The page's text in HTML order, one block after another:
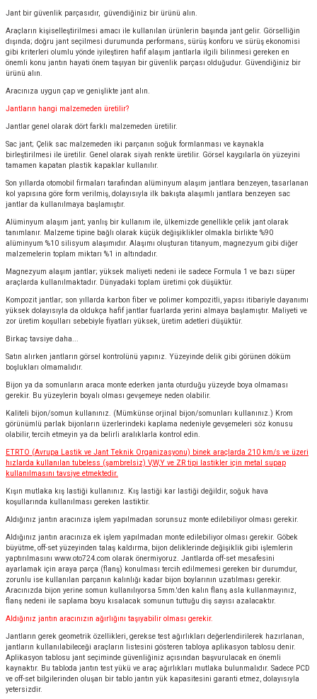
Jant bir güvenlik parçasıdır, güvendiğiniz bir ürünü alın.
Araçların kişiselleştirilmesi amacı ile kullanılan ürünlerin başında jant gelir. Görselliğin
dışında; doğru jant seçilmesi durumunda performans, sürüş konforu ve sürüş ekonomisi
gibi kriterleri olumlu yönde iyileştiren hafif alaşım jantlarla ilgili bilinmesi gereken en
önemli konu jantın hayati önem taşıyan bir güvenlik parçası olduğudur. Güvendiğiniz bir
ürünü alın.
Aracınıza uygun çap ve genişlikte jant alın.
Jantların hangi malzemeden üretilir?
Jantlar genel olarak dört farklı malzemeden üretilir.
Sac jant; Çelik sac malzemeden iki parçanın soğuk formlanması ve kaynakla
birleştirilmesi ile üretilir. Genel olarak siyah renkte üretilir. Görsel kaygılarla ön yüzeyini
tamamen kapatan plastik kapaklar kullanılır.
Son yıllarda otomobil firmaları tarafından alüminyum alaşım jantlara benzeyen, tasarlanan
kol yapısına göre form verilmiş, dolayısıyla ilk bakışta alaşımlı jantlara benzeyen sac
jantlar da kullanılmaya başlamıştır.
Alüminyum alaşım jant; yanlış bir kullanım ile, ülkemizde genellikle çelik jant olarak
tanımlanır. Malzeme tipine bağlı olarak küçük değişiklikler olmakla birlikte %90
alüminyum %10 silisyum alaşımıdır. Alaşımı oluşturan titanyum, magnezyum gibi diğer
malzemelerin toplam miktarı %1 in altındadır.
Magnezyum alaşım jantlar; yüksek maliyeti nedeni ile sadece Formula 1 ve bazı süper
araçlarda kullanılmaktadır. Dünyadaki toplam üretimi çok düşüktür.
Kompozit jantlar; son yıllarda karbon fiber ve polimer kompozitli, yapısı itibariyle dayanımı
yüksek dolayısıyla da oldukça hafif jantlar fuarlarda yerini almaya başlamıştır. Maliyeti ve
zor üretim koşulları sebebiyle fiyatları yüksek, üretim adetleri düşüktür.
Birkaç tavsiye daha...
Satın alırken jantların görsel kontrolünü yapınız. Yüzeyinde delik gibi görünen döküm
boşlukları olmamalıdır.
Bijon ya da somunların araca monte ederken janta oturduğu yüzeyde boya olmaması
gerekir. Bu yüzeylerin boyalı olması gevşemeye neden olabilir.
Kaliteli bijon/somun kullanınız. (Mümkünse orjinal bijon/somunları kullanınız.) Krom
görünümlü parlak bijonların üzerlerindeki kaplama nedeniyle gevşemeleri söz konusu
olabilir, tercih etmeyin ya da belirli aralıklarla kontrol edin.
ETRTO (Avrupa Lastik ve Jant Teknik Organizasyonu) binek araçlarda 210 km/s ve üzeri
hızlarda kullanılan tubeless (şambrelsiz) V,W,Y ve ZR tipi lastikler için metal supap
kullanılmasını tavsiye etmektedir.
Kışın mutlaka kış lastiği kullanınız. Kış lastiği kar lastiği değildir, soğuk hava
koşullarında kullanılması gereken lastiktir.
Aldığınız jantın aracınıza işlem yapılmadan sorunsuz monte edilebiliyor olması gerekir.
Aldığınız jantın aracınıza ek işlem yapılmadan monte edilebiliyor olması gerekir. Göbek
büyütme, off-set yüzeyinden talaş kaldırma, bijon deliklerinde değişiklik gibi işlemlerin
yaptırılmasını www.oto724.com olarak önermiyoruz. Jantlarda off-set mesafesini
ayarlamak için araya parça (flanş) konulması tercih edilmemesi gereken bir durumdur,
zorunlu ise kullanılan parçanın kalınlığı kadar bijon boylarının uzatılması gerekir.
Aracınızda bijon yerine somun kullanılıyorsa 5mm.'den kalın flanş asla kullanmayınız,
flanş nedeni ile saplama boyu kısalacak somunun tuttuğu diş sayısı azalacaktır.
Aldığınız jantın aracınızın ağırlığını taşıyabilir olması gerekir.
Jantların gerek geometrik özellikleri, gerekse test ağırlıkları değerlendirilerek hazırlanan,
jantların kullanılabileceği araçların listesini gösteren tabloya aplikasyon tablosu denir.
Aplikasyon tablosu jant seçiminde güvenliğiniz açısından başvurulacak en önemli
kaynaktır. Bu tabloda jantın test yükü ve araç ağırlıkları mutlaka bulunmalıdır. Sadece PCD
ve off-set bilgilerinden oluşan bir tablo jantın yük kapasitesini garanti etmez, dolayısıyla
yetersizdir.